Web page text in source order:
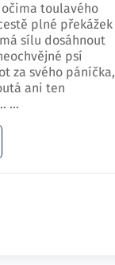
toulavého
plné překážek
sílu dosáhnout
psí
za svého páníčka,
ani ten
...